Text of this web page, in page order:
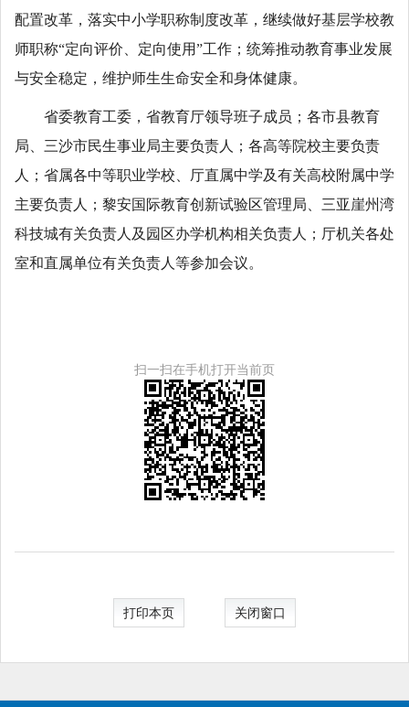
配置改革，落实中小学职称制度改革，继续做好基层学校教
师职称“定向评价、定向使用”工作；统筹推动教育事业发展
与安全稳定，维护师生生命安全和身体健康。
省委教育工委，省教育厅领导班子成员；各市县教育
局、三沙市民生事业局主要负责人；各高等院校主要负责
人；省属各中等职业学校、厅直属中学及有关高校附属中学
主要负责人；黎安国际教育创新试验区管理局、三亚崖州湾
科技城有关负责人及园区办学机构相关负责人；厅机关各处
室和直属单位有关负责人等参加会议。
扫一扫在手机打开当前页
打印本页 关闭窗口